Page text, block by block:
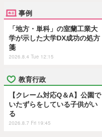
事例
「地方・単科」の室蘭工業大
学が示した大学DX成功の処方
箋
2026.8.4 Tue 12:15
教育行政
【クレーム対応Q＆A】公園で
いたずらをしている子供がい
る
2026.8.7 Fri 19:45